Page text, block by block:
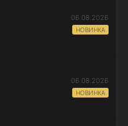
06.08.2026
НОВИНКА
06.08.2026
НОВИНКА